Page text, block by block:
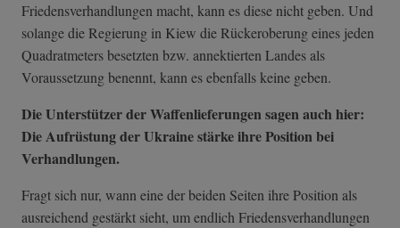
Friedensverhandlungen macht, kann es diese nicht geben. Und
solange die Regierung in Kiew die Rückeroberung eines jeden
Quadratmeters besetzten bzw. annektierten Landes als
Voraussetzung benennt, kann es ebenfalls keine geben.
Die Unterstützer der Waffenlieferungen sagen auch hier:
Die Aufrüstung der Ukraine stärke ihre Position bei
Verhandlungen.
Fragt sich nur, wann eine der beiden Seiten ihre Position als
ausreichend gestärkt sieht, um endlich Friedensverhandlungen